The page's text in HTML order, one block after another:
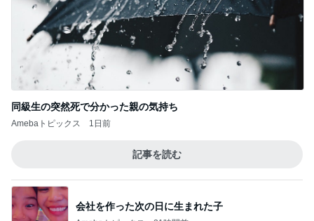
同級生の突然死で分かった親の気持ち
Amebaトピックス 1日前
記事を読む
会社を作った次の日に生まれた子